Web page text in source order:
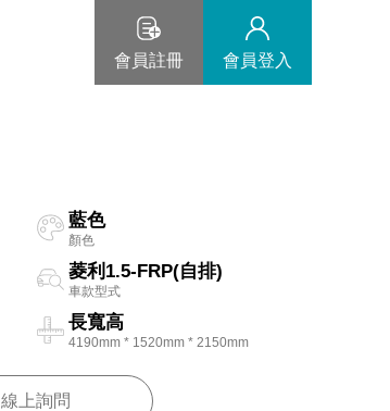
會員註冊
會員登入
藍色
顏色
菱利1.5-FRP(自排)
車款型式
長寬高
4190mm * 1520mm * 2150mm
線上詢問